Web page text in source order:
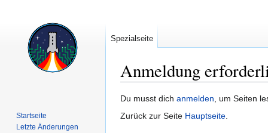
Anmeldung
Zur
Navigation
Zur
Suche
Du musst dich anmelden, um Seiten
Zurück zur Seite Hauptseite.
Spezialseite
Startseite
Letzte Änderungen